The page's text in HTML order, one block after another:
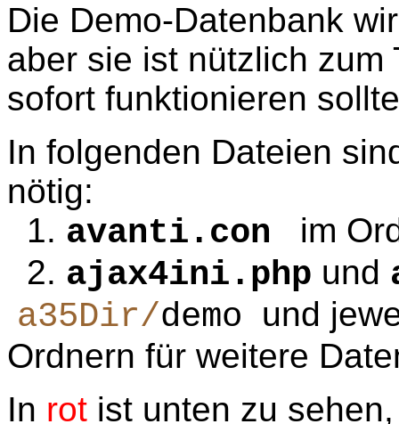
Die Demo-Datenbank
aber sie ist nützlich zum
sofort funktionieren
In folgenden Dateien
nötig:
1. avanti.con
im
2. ajax4ini.php und
a35Dir/demo und
Ordnern für weitere
In rot ist unten zu